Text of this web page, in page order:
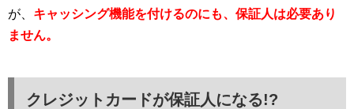
が、 キャッシング機能を付けるのにも、保証人は必要あり
ません。
クレジットカードが保証人になる!?